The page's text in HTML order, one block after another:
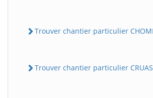
Trouver chantier particulier
Trouver chantier particulier CRUAS